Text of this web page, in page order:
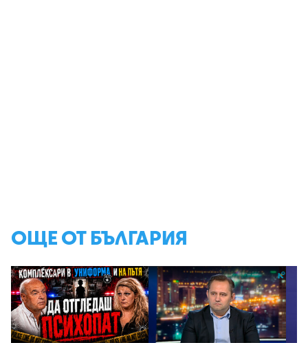
ОЩЕ ОТ БЪЛГАРИЯ